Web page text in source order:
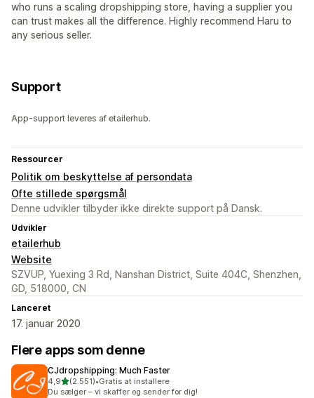
who runs a scaling dropshipping store, having a supplier you
can trust makes all the difference. Highly recommend Haru to
any serious seller.
Support
App-support leveres af etailerhub.
Ressourcer
Politik om beskyttelse af persondata
Ofte stillede spørgsmål
Denne udvikler tilbyder ikke direkte support på Dansk.
Udvikler
etailerhub
Website
SZVUP, Yuexing 3 Rd, Nanshan District, Suite 404C, Shenzhen,
GD, 518000, CN
Lanceret
17. januar 2020
Flere apps som denne
CJdropshipping: Much Faster
4,9ud af 5 stjerner
(2.551)
2551 anmeldelser i alt
•Gratis at installere
Du sælger – vi skaffer og sender for dig!